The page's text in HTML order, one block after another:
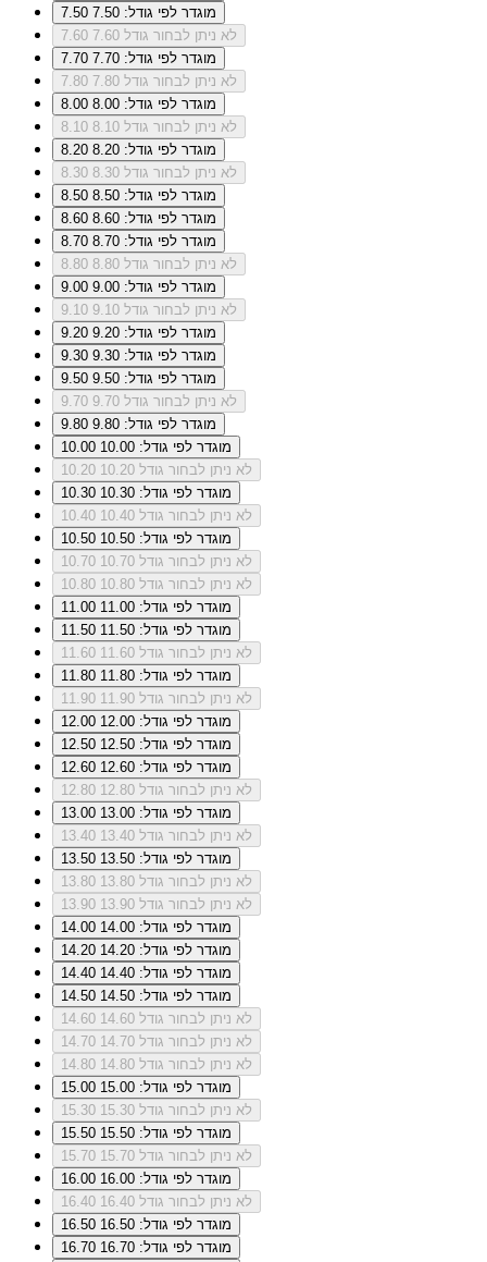
7.50
מוגדר לפי גודל: 7.50
7.60
לא ניתן לבחור גודל 7.60
7.70
מוגדר לפי גודל: 7.70
7.80
לא ניתן לבחור גודל 7.80
8.00
מוגדר לפי גודל: 8.00
8.10
לא ניתן לבחור גודל 8.10
8.20
מוגדר לפי גודל: 8.20
8.30
לא ניתן לבחור גודל 8.30
8.50
מוגדר לפי גודל: 8.50
8.60
מוגדר לפי גודל: 8.60
8.70
מוגדר לפי גודל: 8.70
8.80
לא ניתן לבחור גודל 8.80
9.00
מוגדר לפי גודל: 9.00
9.10
לא ניתן לבחור גודל 9.10
9.20
מוגדר לפי גודל: 9.20
9.30
מוגדר לפי גודל: 9.30
9.50
מוגדר לפי גודל: 9.50
9.70
לא ניתן לבחור גודל 9.70
9.80
מוגדר לפי גודל: 9.80
10.00
מוגדר לפי גודל: 10.00
10.20
לא ניתן לבחור גודל 10.20
10.30
מוגדר לפי גודל: 10.30
10.40
לא ניתן לבחור גודל 10.40
10.50
מוגדר לפי גודל: 10.50
10.70
לא ניתן לבחור גודל 10.70
10.80
לא ניתן לבחור גודל 10.80
11.00
מוגדר לפי גודל: 11.00
11.50
מוגדר לפי גודל: 11.50
11.60
לא ניתן לבחור גודל 11.60
11.80
מוגדר לפי גודל: 11.80
11.90
לא ניתן לבחור גודל 11.90
12.00
מוגדר לפי גודל: 12.00
12.50
מוגדר לפי גודל: 12.50
12.60
מוגדר לפי גודל: 12.60
12.80
לא ניתן לבחור גודל 12.80
13.00
מוגדר לפי גודל: 13.00
13.40
לא ניתן לבחור גודל 13.40
13.50
מוגדר לפי גודל: 13.50
13.80
לא ניתן לבחור גודל 13.80
13.90
לא ניתן לבחור גודל 13.90
14.00
מוגדר לפי גודל: 14.00
14.20
מוגדר לפי גודל: 14.20
14.40
מוגדר לפי גודל: 14.40
14.50
מוגדר לפי גודל: 14.50
14.60
לא ניתן לבחור גודל 14.60
14.70
לא ניתן לבחור גודל 14.70
14.80
לא ניתן לבחור גודל 14.80
15.00
מוגדר לפי גודל: 15.00
15.30
לא ניתן לבחור גודל 15.30
15.50
מוגדר לפי גודל: 15.50
15.70
לא ניתן לבחור גודל 15.70
16.00
מוגדר לפי גודל: 16.00
16.40
לא ניתן לבחור גודל 16.40
16.50
מוגדר לפי גודל: 16.50
16.70
מוגדר לפי גודל: 16.70